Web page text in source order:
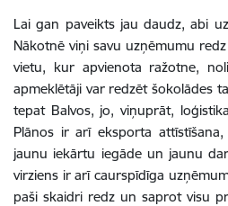
Lai gan paveikts jau daudz, abi
Nākotnē viņi savu uzņēmumu
vietu, kur apvienota ražotne,
apmeklētāji var redzēt šokolādes
tepat Balvos, jo, viņuprāt,
Plānos ir arī eksporta attīstīšana,
jaunu iekārtu iegāde un jaunu
virziens ir arī caurspīdīga
paši skaidri redz un saprot visu